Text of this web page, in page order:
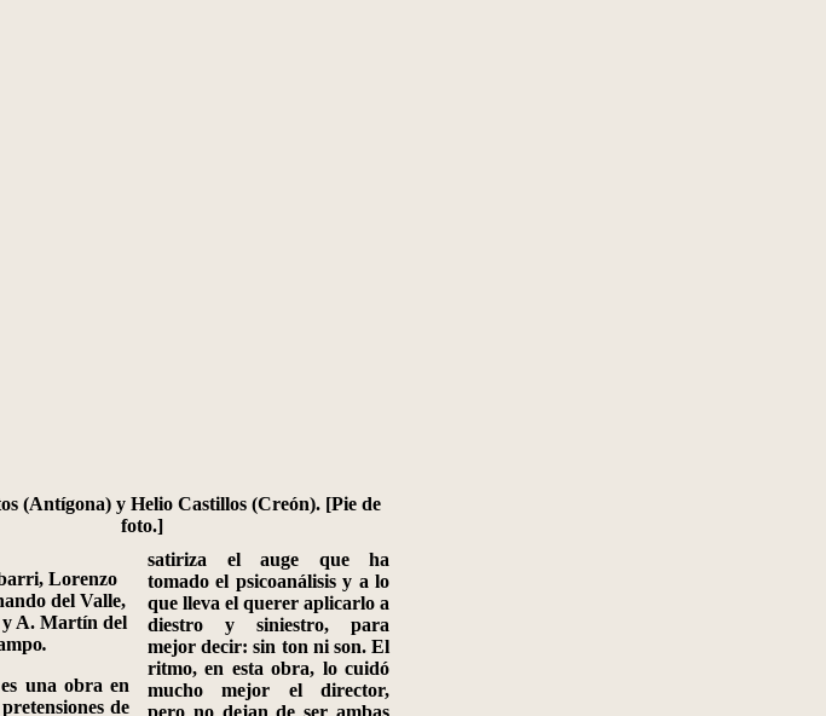
(Antígona) y Helio Castillos (Creón). [Pie de
foto.]
Lorenzo
del Valle,
A. Martín del
.
una obra en
de
satiriza el auge que ha
tomado el psicoanálisis y a lo
que lleva el querer aplicarlo a
diestro y siniestro, para
mejor decir: sin ton ni son. El
ritmo, en esta obra, lo cuidó
mucho mejor el director,
pero no dejan de ser ambas